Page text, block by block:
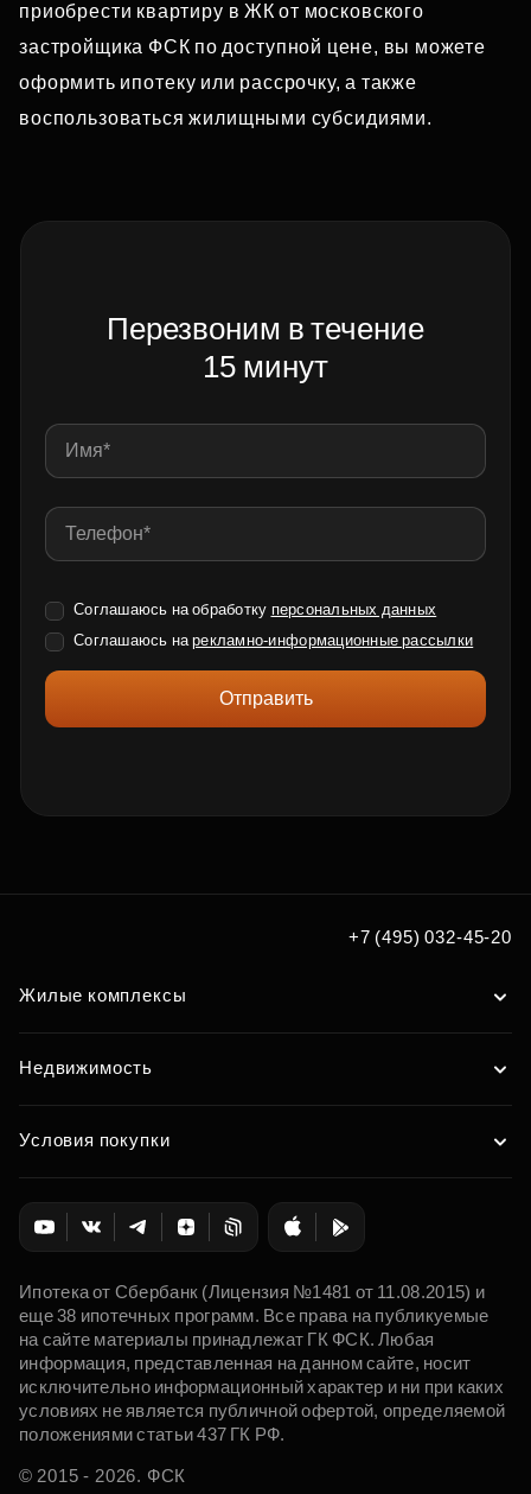
приобрести квартиру в ЖК от московского
застройщика ФСК по доступной цене, вы можете
оформить ипотеку или рассрочку, а также
воспользоваться жилищными субсидиями.
Перезвоним в течение
15 минут
Соглашаюсь на обработку персональных данных
Соглашаюсь нарекламно-информационные рассылки
Отправить
+7 (495) 032-45-20
Жилые комплексы
Недвижимость
Условия покупки
Ипотека от Сбербанк (Лицензия №1481 от 11.08.2015) и
еще 38 ипотечных программ. Все права на публикуемые
на сайте материалы принадлежат ГК ФСК. Любая
информация, представленная на данном сайте, носит
исключительно информационный характер и ни при каких
условиях не является публичной офертой, определяемой
положениями статьи 437 ГК РФ.
© 2015 - 2026. ФСК